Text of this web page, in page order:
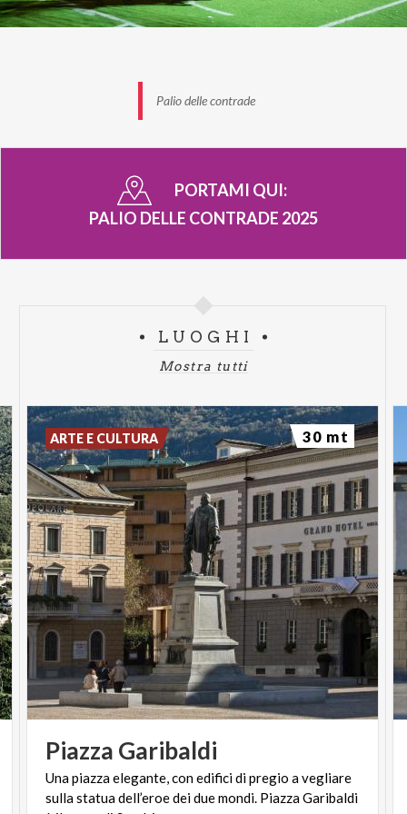
Palio delle contrade
PORTAMI QUI:
PALIO DELLE CONTRADE 2025
LUOGHI
Mostra tutti
Piazza Garibaldi
Una piazza elegante, con edifici di pregio a vegliare
sulla statua dell’eroe dei due mondi. Piazza Garibaldi
ARTE E CULTURA 30 mt